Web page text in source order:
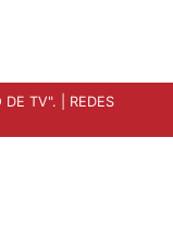
DE TV". | REDES